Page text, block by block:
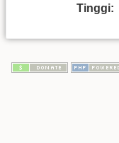
Tinggi: